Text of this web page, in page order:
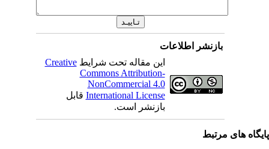
بازنشر اطلاعات
این مقاله تحت شرایط Creative
Commons Attribution-
NonCommercial 4.0
International Licenseقابل
بازنشر است.
های مرتبط